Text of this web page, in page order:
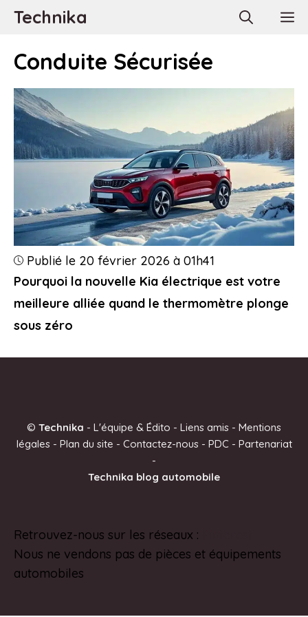
AllerTechnika
Conduite Sécurisée
Pourquoi la nouvelle Kia électrique est votre
meilleure alliée quand le thermomètre plonge
sous zéro
Publié le 20 février 2026 à 01h41
© Technika - L'équipe & Édito - Liens amis - Mentions
légales- Plan du site - Contactez-nous- PDC - Partenariat
-
Technika blog automobile
Retrouvez-nous sur les réseaux :
Nous ne vendons pas de pièces et équipements
automobiles